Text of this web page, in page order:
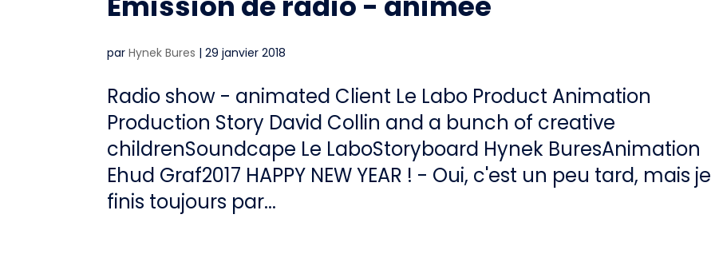
parHynek Bures |29 janvier 2018
Radio show - animated Client Le Labo Product Animation
Production Story David Collin and a bunch of creative
childrenSoundcape Le LaboStoryboard Hynek BuresAnimation
Ehud Graf2017 HAPPY NEW YEAR ! - Oui, c'est un peu tard, mais je
finis toujours par...